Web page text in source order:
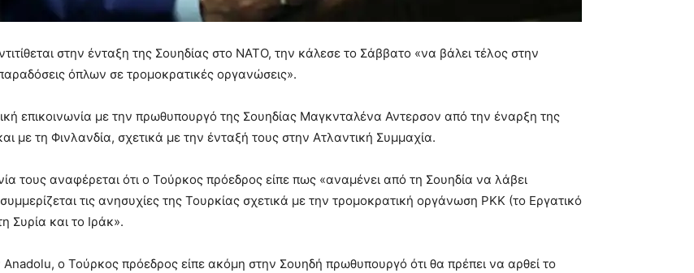
στην ένταξη της Σουηδίας στο ΝΑΤΟ, την κάλεσε το Σάββατο «να βάλει τέλος στην
όπλων σε τρομοκρατικές οργανώσεις».
επικοινωνία με την πρωθυπουργό της Σουηδίας Μαγκνταλένα Αντερσον από την έναρξη της
με τη Φινλανδία, σχετικά με την ένταξή τους στην Ατλαντική Συμμαχία.
τους αναφέρεται ότι ο Τούρκος πρόεδρος είπε πως «αναμένει από τη Σουηδία να λάβει
τις ανησυχίες της Τουρκίας σχετικά με την τρομοκρατική οργάνωση PKK (το Εργατικό
Συρία και το Ιράκ».
ο Τούρκος πρόεδρος είπε ακόμη στην Σουηδή πρωθυπουργό ότι θα πρέπει να αρθεί το